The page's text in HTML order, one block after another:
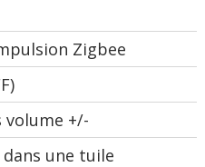
Zigbee
volume +/-
dans une tuile